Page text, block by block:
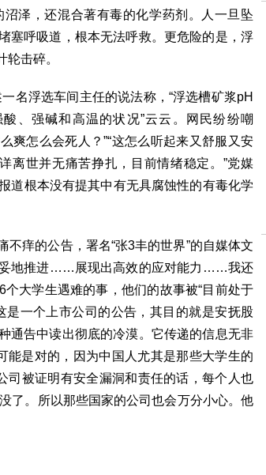
泽，还混合著有毒的化学药剂。人一旦坠
塞呼吸道，根本无法呼救。更危险的是，浮
击碎。
名浮选车间主任的说法称，“浮选槽矿浆pH
、强碱和高温的状况”云云。网民纷纷嘲
爽怎么会死人？”“这怎么听起来又舒服又安
离世并无痛苦挣扎，目前情绪稳定。”党媒
道根本没有提其中有无具腐蚀性的有毒化学
痒的公告，署名“张3丰的世界”的自媒体文
地推进……展现出高效的应对能力……我还
大学生遇难的事，他们的故事被“目前处于
一个上市公司的公告，其目的就是安抚股
通告中读出彻底的冷漠。它传递的信息无非
能是对的，因为中国人尤其是那些大学生的
司被证明有安全漏洞和责任的话，每个人也
了。所以那些国家的公司也会万分小心。他